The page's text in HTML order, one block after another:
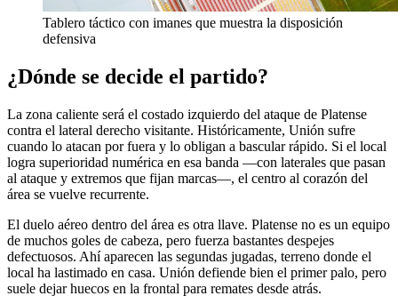
Tablero táctico con imanes que muestra la disposición
defensiva
¿Dónde se decide el partido?
La zona caliente será el costado izquierdo del ataque de Platense
contra el lateral derecho visitante. Históricamente, Unión sufre
cuando lo atacan por fuera y lo obligan a bascular rápido. Si el local
logra superioridad numérica en esa banda —con laterales que pasan
al ataque y extremos que fijan marcas—, el centro al corazón del
área se vuelve recurrente.
El duelo aéreo dentro del área es otra llave. Platense no es un equipo
de muchos goles de cabeza, pero fuerza bastantes despejes
defectuosos. Ahí aparecen las segundas jugadas, terreno donde el
local ha lastimado en casa. Unión defiende bien el primer palo, pero
suele dejar huecos en la frontal para remates desde atrás.